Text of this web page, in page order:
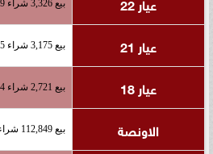
بيع 3,326 شراء 3,379
عيار 21 بيع 3,175 شراء 3,225
عيار 18 بيع 2,721 شراء 2,764
الاونصة بيع 112,849 شراء 114,626